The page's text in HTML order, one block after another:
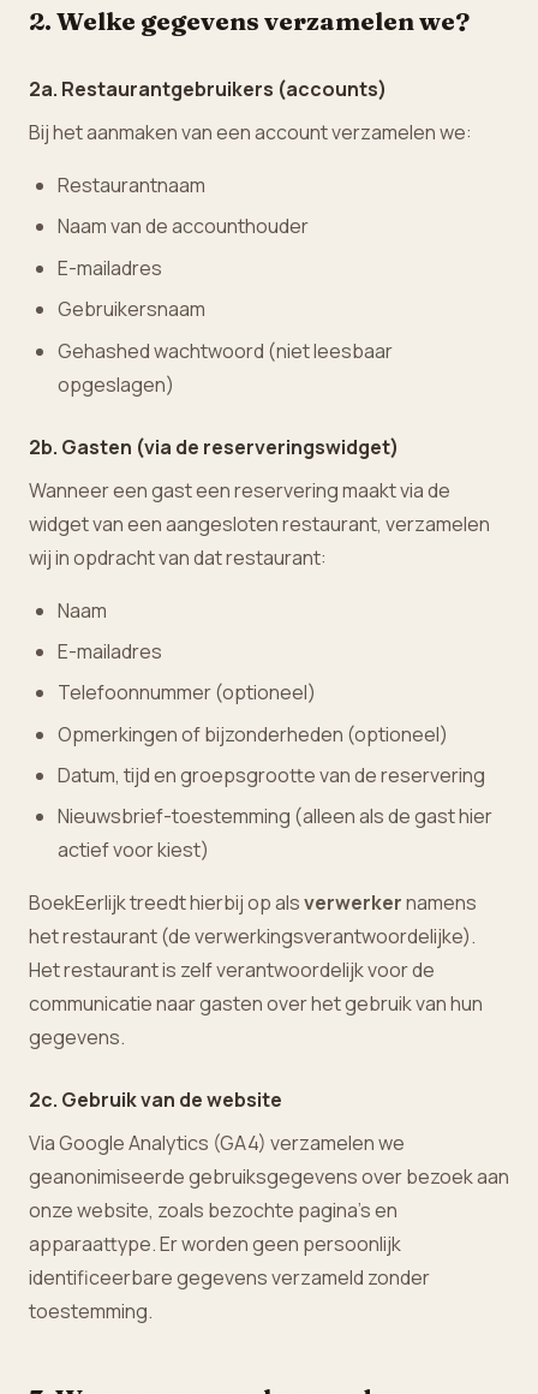
2. Welke gegevens verzamelen we?
2a. Restaurantgebruikers (accounts)
Bij het aanmaken van een account verzamelen we:
Restaurantnaam
Naam van de accounthouder
E-mailadres
Gebruikersnaam
Gehashed wachtwoord (niet leesbaar
opgeslagen)
2b. Gasten (via de reserveringswidget)
Wanneer een gast een reservering maakt via de
widget van een aangesloten restaurant, verzamelen
wij in opdracht van dat restaurant:
Naam
E-mailadres
Telefoonnummer (optioneel)
Opmerkingen of bijzonderheden (optioneel)
Datum, tijd en groepsgrootte van de reservering
Nieuwsbrief-toestemming (alleen als de gast hier
actief voor kiest)
BoekEerlijk treedt hierbij op alsverwerkernamens
het restaurant (de verwerkingsverantwoordelijke).
Het restaurant is zelf verantwoordelijk voor de
communicatie naar gasten over het gebruik van hun
gegevens.
2c. Gebruik van de website
Via Google Analytics (GA4) verzamelen we
geanonimiseerde gebruiksgegevens over bezoek aan
onze website, zoals bezochte pagina's en
apparaattype. Er worden geen persoonlijk
identificeerbare gegevens verzameld zonder
toestemming.